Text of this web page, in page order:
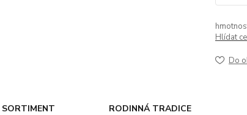
Hlídat
Do
SORTIMENT
RODINNÁ TRADICE